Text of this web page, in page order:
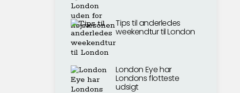
Tips til anderledes
weekendtur til London
London Eye har
Londons flotteste
udsigt